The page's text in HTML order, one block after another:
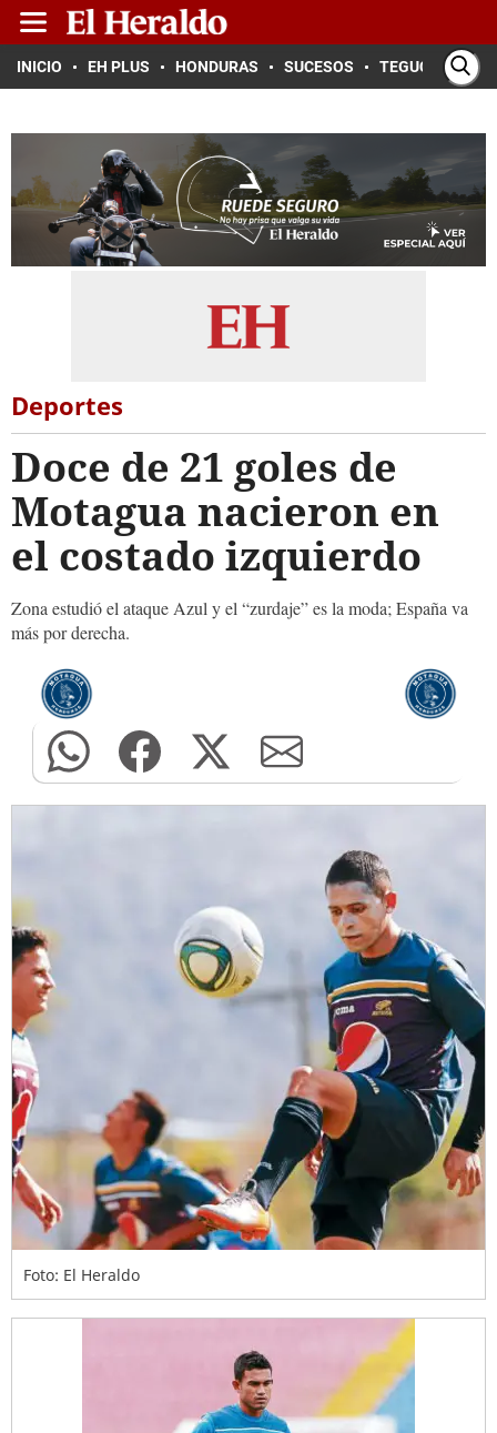
INICIO EH PLUS HONDURAS SUCESOS TEGUCIGALPA
Deportes
Doce de 21 goles de
Motagua nacieron en
el costado izquierdo
Zona estudió el ataque Azul y el “zurdaje” es la moda; España va
más por derecha.
Foto: El Heraldo